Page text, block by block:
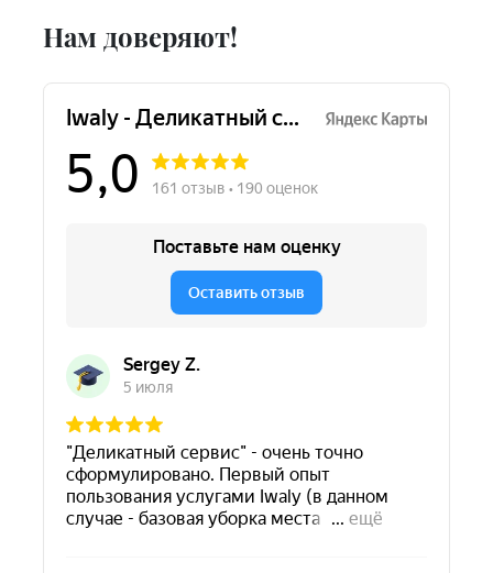
Нам доверяют!